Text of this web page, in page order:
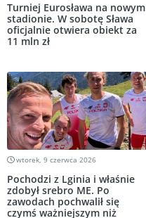
Turniej Eurosława na nowym
stadionie. W sobotę Sława
oficjalnie otwiera obiekt za
11 mln zł
wtorek, 9 czerwca 2026
Pochodzi z Lginia i właśnie
zdobył srebro ME. Po
zawodach pochwalił się
czymś ważniejszym niż